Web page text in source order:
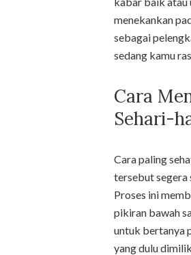
menekankan
sebagai
sedang kamu
Cara
Sehari-
Cara paling
tersebut segera
Proses ini
pikiran bawah
untuk bertanya
yang dulu